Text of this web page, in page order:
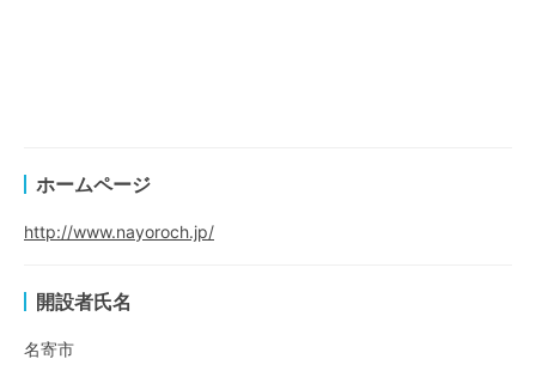
ホームページ
http://www.nayoroch.jp/
開設者氏名
名寄市